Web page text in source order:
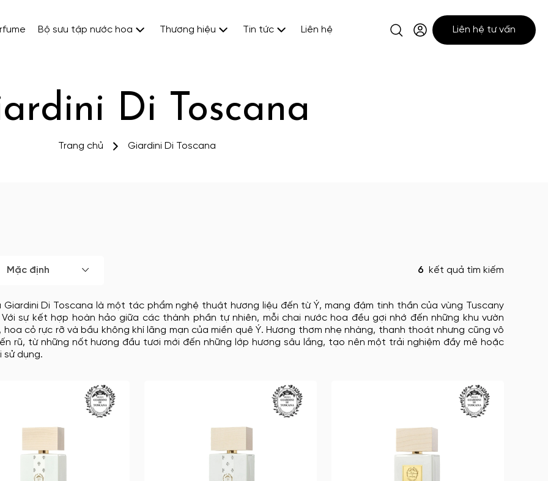
Bộ sưu tập nước hoa Thương hiệu Tin tức Liên hệ Liên hệ tư vấn
Di Toscana
Trang chủ Giardini Di Toscana
Mặc định 6 kết quả tìm kiếm
Giardini Di Toscana là một tác phẩm nghệ thuật hương liệu đến từ Ý, mang đậm tinh thần của vùng Tuscany
Với sự kết hợp hoàn hảo giữa các thành phần tự nhiên, mỗi chai nước hoa đều gợi nhớ đến những khu vườn
hoa cỏ rực rỡ và bầu không khí lãng mạn của miền quê Ý. Hương thơm nhẹ nhàng, thanh thoát nhưng cũng vô
rũ, từ những nốt hương đầu tươi mới đến những lớp hương sâu lắng, tạo nên một trải nghiệm đầy mê hoặc
sử dụng.